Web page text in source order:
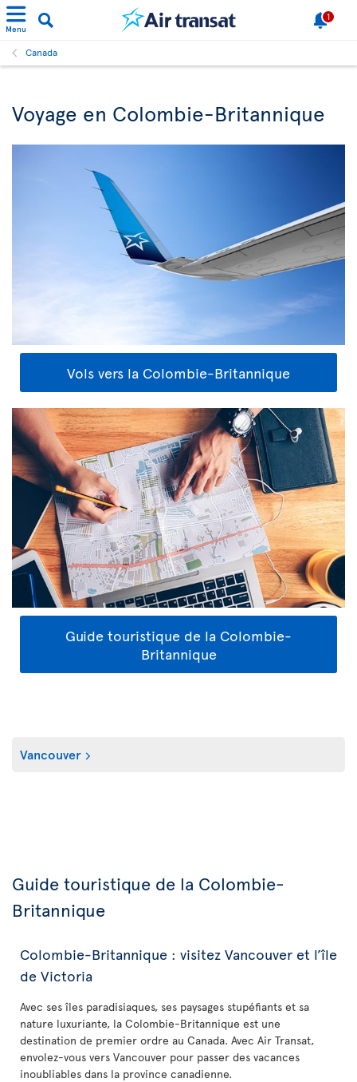
Menu
1
Canada
Voyage en Colombie-Britannique
Vols vers la Colombie-Britannique
Guide touristique de la Colombie-
Britannique
Vancouver
Guide touristique de la Colombie-
Britannique
Colombie-Britannique : visitez Vancouver et l’île
de Victoria
Avec ses îles paradisiaques, ses paysages stupéfiants et sa
nature luxuriante, la Colombie-Britannique est une
destination de premier ordre au Canada. Avec Air Transat,
envolez-vous vers Vancouver pour passer des vacances
inoubliables dans la province canadienne.